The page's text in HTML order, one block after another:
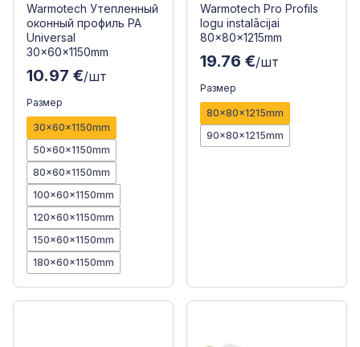
Warmotech Утепленный
оконный профиль PA
Universal
30x60x1150mm
10.97 €/шт
Размер
30x60x1150mm
50x60x1150mm
80x60x1150mm
100x60x1150mm
120x60x1150mm
150x60x1150mm
180x60x1150mm
Warmotech Pro Profils
logu instalācijai
80x80x1215mm
19.76 €/шт
Размер
80x80x1215mm
90x80x1215mm